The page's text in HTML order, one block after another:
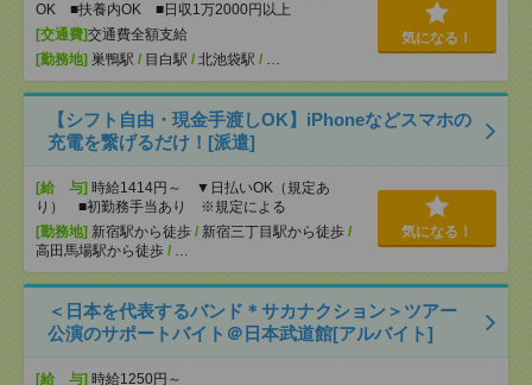
OK ■扶養内OK ■日収1万2000円以上
[交通費]交通費全額支給
[勤務地] 巣鴨駅 / 目白駅 / 北池袋駅 / …
気になる！
【シフト自由・現金手渡しOK】iPhoneなどスマホの
充電を繋げるだけ！[派遣]
[給 与] 時給1414円～ ▼日払いOK（規定あ
り） ■初勤務手当あり ※規定による
[勤務地] 新宿駅から徒歩 / 新宿三丁目駅から徒歩 /
高田馬場駅から徒歩 / …
気になる！
＜日本を代表するバンド＊サカナクション＞ツアー
公演のサポートバイト＠日本武道館[アルバイト]
[給 与] 時給1250円～